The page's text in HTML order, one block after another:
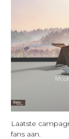
Laatste
fans aan.